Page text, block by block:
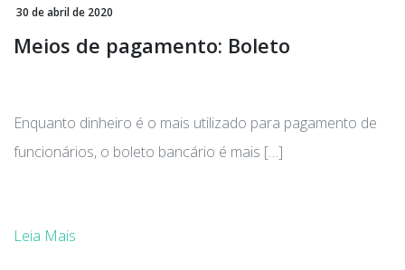
30 de abril de 2020
Meios de pagamento: Boleto
Enquanto dinheiro é o mais utilizado para pagamento de
funcionários, o boleto bancário é mais […]
Leia Mais